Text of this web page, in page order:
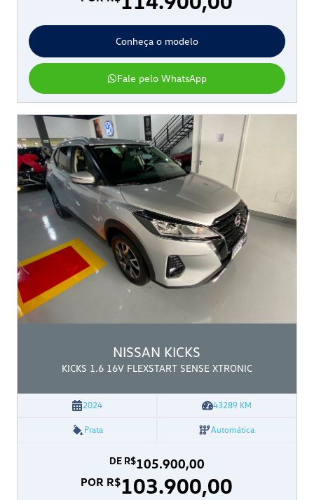
Conheça o modelo
Fale pelo WhatsApp
NISSAN KICKS
KICKS 1.6 16V FLEXSTART SENSE XTRONIC
2024 43289KM
Prata Automática
DE R$105.900,00
POR R$103.900,00